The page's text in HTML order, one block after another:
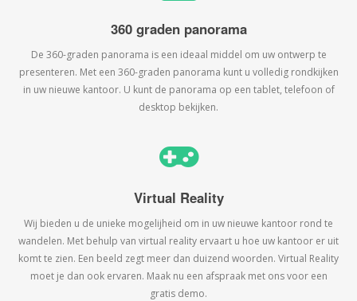
360 graden panorama
De 360-graden panorama is een ideaal middel om uw ontwerp te
presenteren. Met een 360-graden panorama kunt u volledig rondkijken
in uw nieuwe kantoor. U kunt de panorama op een tablet, telefoon of
desktop bekijken.
Virtual Reality
Wij bieden u de unieke mogelijheid om in uw nieuwe kantoor rond te
wandelen. Met behulp van virtual reality ervaart u hoe uw kantoor er uit
komt te zien. Een beeld zegt meer dan duizend woorden. Virtual Reality
moet je dan ook ervaren. Maak nu een afspraak met ons voor een
gratis demo.